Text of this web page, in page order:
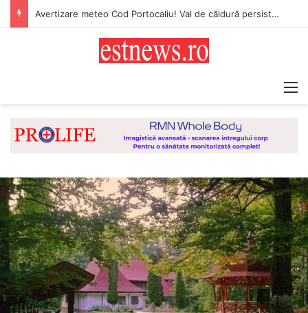
Avertizare meteo Cod Portocaliu! Val de căldură persistent, caniculă și disconfort termic ridicat pentru județul Vaslui